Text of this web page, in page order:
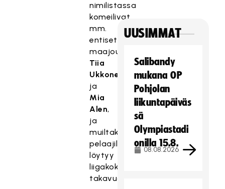
nimilistassa
komeilivat
mm.
entiset
maajoukkuepelaajat
Tiia
Ukkonen
ja
Mia
Alen,
ja
muiltakin
pelaajilta
löytyy
liigakokemusta
takavuosilta.
UUSIMMAT
Salibandy
mukana OP
Pohjolan
liikuntapäiväs
sä
Olympiastadi
onilla 15.8.
08.08.2026